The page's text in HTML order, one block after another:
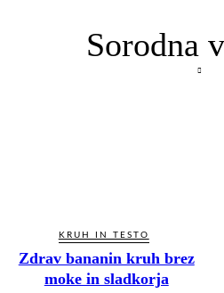
Sorodna
KRUH IN TESTO
Zdrav bananin kruh brez
moke in sladkorja